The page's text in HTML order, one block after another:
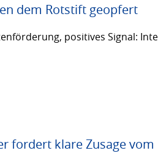
dem Rotstift geopfert
positives Signal:
fordert klare Zusage vom